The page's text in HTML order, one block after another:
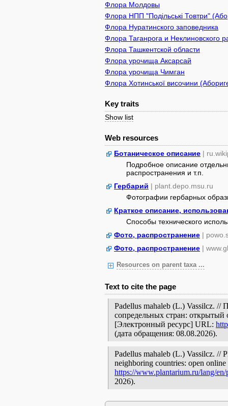
Флора Молдовы
Флора НПП "Подільські Товтри"
Флора Нуратинского заповедника
Флора Таганрога и Неклиновского
Флора Ташкентской области
Флора урочища Аксарсай
Флора урочища Чимган
Флора Хотинської височини
Key traits
Show list
Web resources
Ботаническое описание |
Подробное описание
распространения и т.п.
Гербарий | plant.depo.msu.ru
Фотографии гербарных
Краткое описание,
Способы технического
Фото, распространение |
Фото, распространение |
Resources on parent taxa ...
Text to cite the page
Padellus mahaleb (L.) Vassilcz.
сопредельных стран: открытый
[Электронный ресурс] URL:
(дата обращения: 08.08.2026).
Padellus mahaleb (L.) Vassilcz. //
neighboring countries: open
https://www.plantarium.ru/lang/
2026).